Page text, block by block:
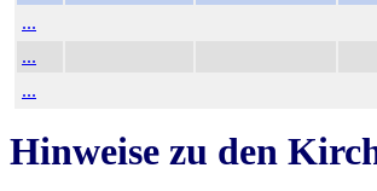
...
...
...
Hinweise zu den